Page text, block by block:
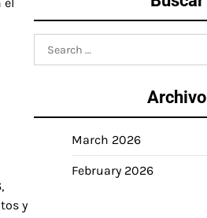
y
for:
Archivo
March 2026
February 2026